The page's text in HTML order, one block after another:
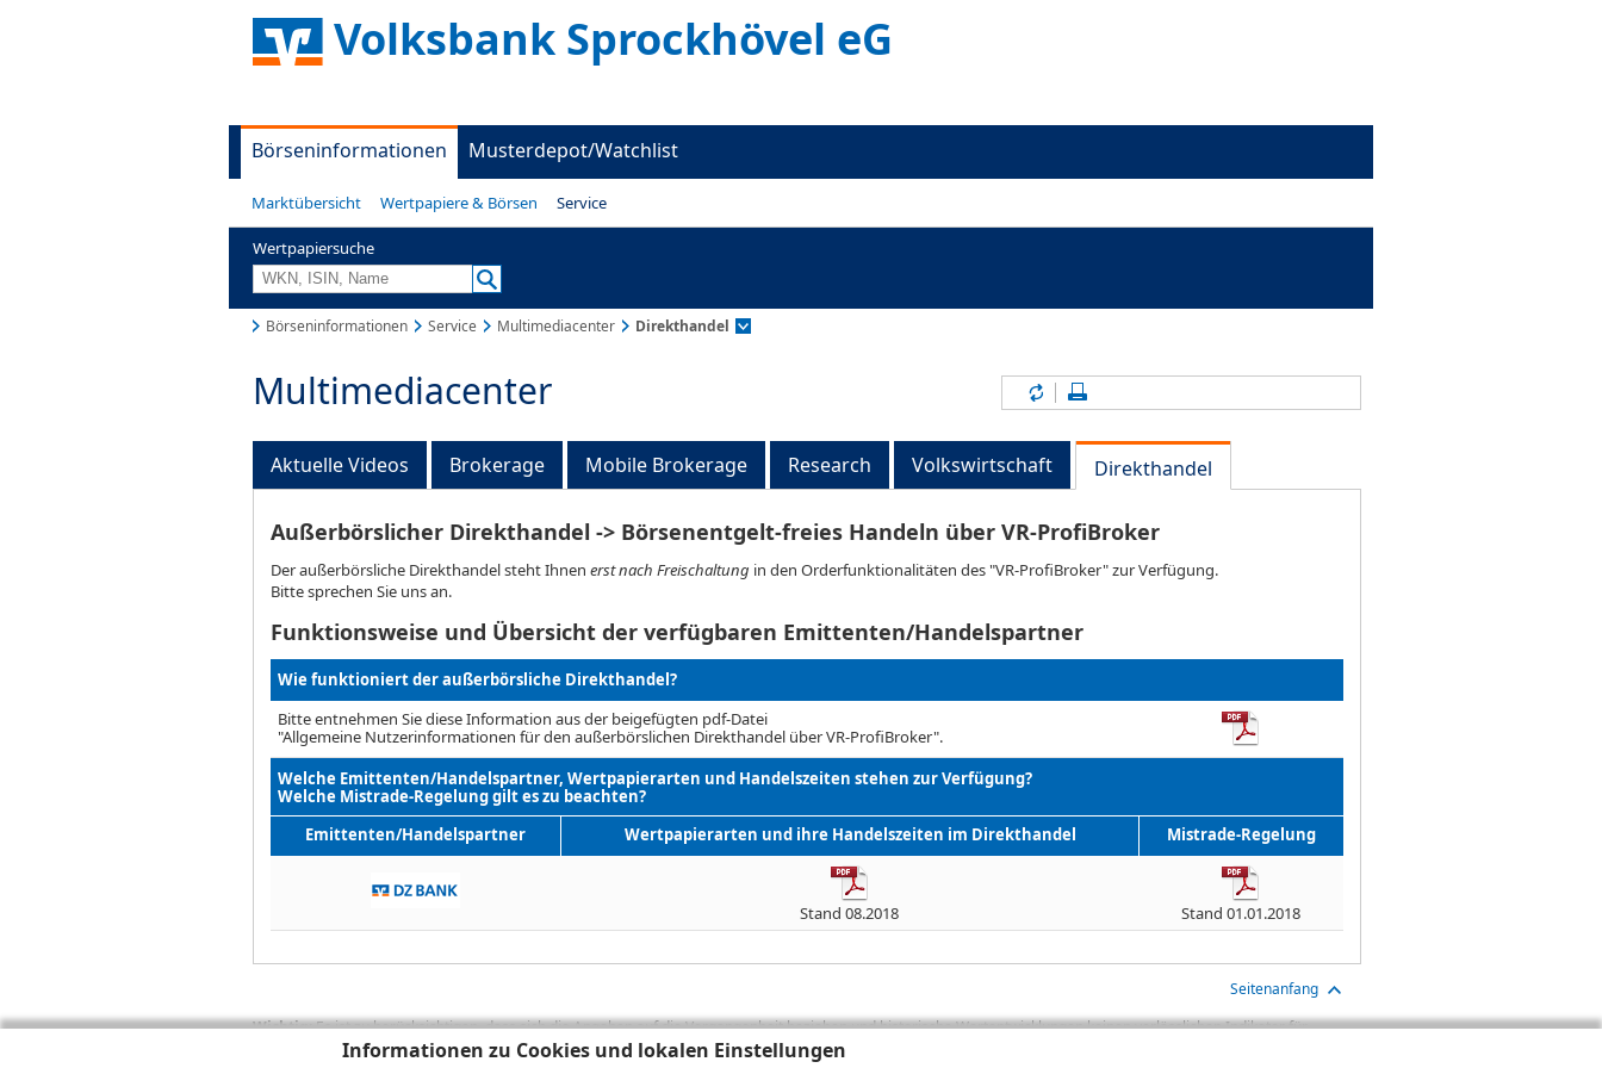
Informationen zu Cookies und lokalen Einstellungen
Volksbank Sprockhövel eG
Börseninformationen Musterdepot/Watchlist
Marktübersicht Wertpapiere & Börsen Service
Wertpapiersuche
Börseninformationen Service Multimediacenter Direkthandel
Multimediacenter Inhalte aktualisieren
Aktuelle Videos Brokerage Mobile Brokerage Research Volkswirtschaft Direkthandel
Außerbörslicher Direkthandel -> Börsenentgelt-freies Handeln über VR-ProfiBroker
Der außerbörsliche Direkthandel steht Ihnen erst nach Freischaltung in den Orderfunktionalitäten des "VR-ProfiBroker" zur Verfügung.
Bitte sprechen Sie uns an.
Funktionsweise und Übersicht der verfügbaren Emittenten/Handelspartner
Wie funktioniert der außerbörsliche Direkthandel?
Bitte entnehmen Sie diese Information aus der beigefügten pdf-Datei
"Allgemeine Nutzerinformationen für den außerbörslichen Direkthandel über VR-ProfiBroker".
Welche Emittenten/Handelspartner, Wertpapierarten und Handelszeiten stehen zur Verfügung?
Welche Mistrade-Regelung gilt es zu beachten?
Emittenten/Handelspartner
Wertpapierarten und ihre Handelszeiten im Direkthandel Mistrade-Regelung
Stand 08.2018 Stand 01.01.2018
Seitenanfang
Wichtig:Es ist zu berücksichtigen, dass sich die Angaben auf die Vergangenheit beziehen und historische Wertentwicklungen keinen verlässlichen Indikator für
zukünftige Ergebnisse darstellen. Bei Performanceangaben handelt es sich stets um Bruttowertangaben. Bei Bruttowertangaben sind Transaktionskosten (wie z.B.